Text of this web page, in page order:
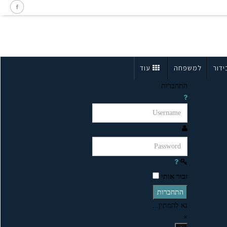
למשפחה עוד
התחברות
זכור אותי
התחברות
נא להמתין...
×